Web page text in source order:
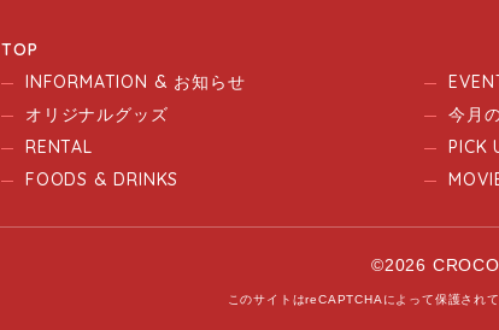
TOP
INFORMATION & お知らせ
オリジナルグッズ
RENTAL
FOODS & DRINKS
今月
PICK
©2026
このサイトはreCAPTCHAによって保護され